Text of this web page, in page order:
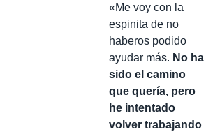
«Me voy con la
espinita de no
haberos podido
ayudar más. No ha
sido el camino
que quería, pero
he intentado
volver trabajando